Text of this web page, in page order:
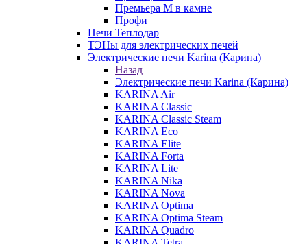
Премьера М в камне
Профи
Печи Теплодар
ТЭНы для электрических печей
Электрические печи Karina (Карина)
Назад
Электрические печи Karina (Карина)
KARINA Air
KARINA Classic
KARINA Classic Steam
KARINA Eco
KARINA Elite
KARINA Forta
KARINA Lite
KARINA Nika
KARINA Nova
KARINA Optima
KARINA Optima Steam
KARINA Quadro